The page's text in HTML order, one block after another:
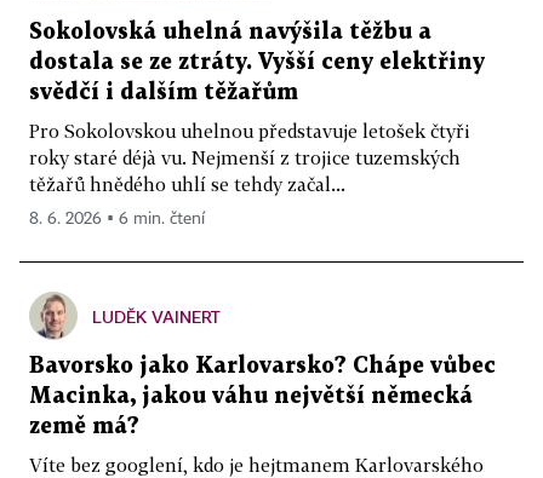
Sokolovská uhelná navýšila těžbu a
dostala se ze ztráty. Vyšší ceny elektřiny
svědčí i dalším těžařům
Pro Sokolovskou uhelnou představuje letošek čtyři
roky staré déjà vu. Nejmenší z trojice tuzemských
těžařů hnědého uhlí se tehdy začal...
8. 6. 2026 ▪ 6 min. čtení
LUDĚK VAINERT
Bavorsko jako Karlovarsko? Chápe vůbec
Macinka, jakou váhu největší německá
země má?
Víte bez googlení, kdo je hejtmanem Karlovarského